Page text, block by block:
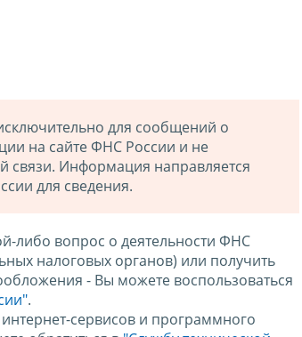
для сообщений о
на сайте ФНС России и не
связи. Информация направляется
для сведения.
либо вопрос о деятельности ФНС
налоговых органов) или получить
- Вы можете воспользоваться
.
сервисов и программного